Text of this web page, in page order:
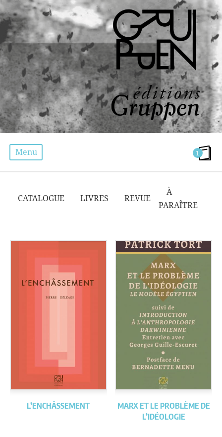
Menu 1
CATALOGUE
LIVRES REVUE
À
PARAÎTRE
L’ENCHÂSSEMENT
MARX ET LE PROBLÈME DE
L’IDÉOLOGIE